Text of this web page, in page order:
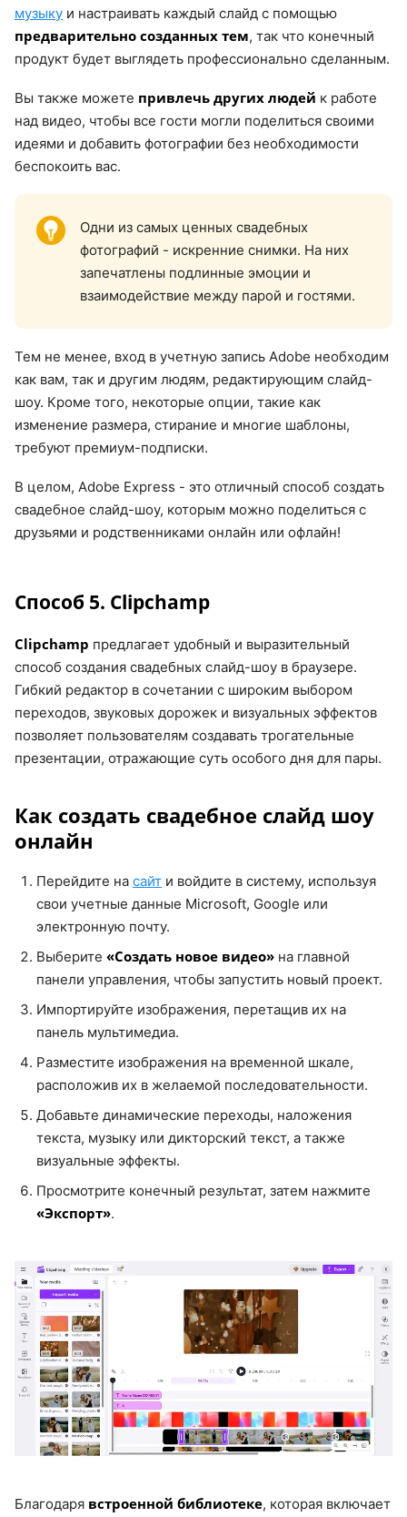
музыку и настраивать каждый слайд с помощью
предварительно созданных тем, так что конечный
продукт будет выглядеть профессионально сделанным.
Вы также можете привлечь других людей к работе
над видео, чтобы все гости могли поделиться своими
идеями и добавить фотографии без необходимости
беспокоить вас.
Одни из самых ценных свадебных
фотографий - искренние снимки. На них
запечатлены подлинные эмоции и
взаимодействие между парой и гостями.
Тем не менее, вход в учетную запись Adobe необходим
как вам, так и другим людям, редактирующим слайд-
шоу. Кроме того, некоторые опции, такие как
изменение размера, стирание и многие шаблоны,
требуют премиум-подписки.
В целом, Adobe Express - это отличный способ создать
свадебное слайд-шоу, которым можно поделиться с
друзьями и родственниками онлайн или офлайн!
Способ 5. Clipchamp
Clipchamp предлагает удобный и выразительный
способ создания свадебных слайд-шоу в браузере.
Гибкий редактор в сочетании с широким выбором
переходов, звуковых дорожек и визуальных эффектов
позволяет пользователям создавать трогательные
презентации, отражающие суть особого дня для пары.
Как создать свадебное слайд шоу
онлайн
Перейдите на сайт и войдите в систему, используя
свои учетные данные Microsoft, Google или
электронную почту.
Выберите «Создать новое видео» на главной
панели управления, чтобы запустить новый проект.
Импортируйте изображения, перетащив их на
панель мультимедиа.
Разместите изображения на временной шкале,
расположив их в желаемой последовательности.
Добавьте динамические переходы, наложения
текста, музыку или дикторский текст, а также
визуальные эффекты.
Просмотрите конечный результат, затем нажмите
«Экспорт».
Благодаря встроенной библиотеке, которая включает